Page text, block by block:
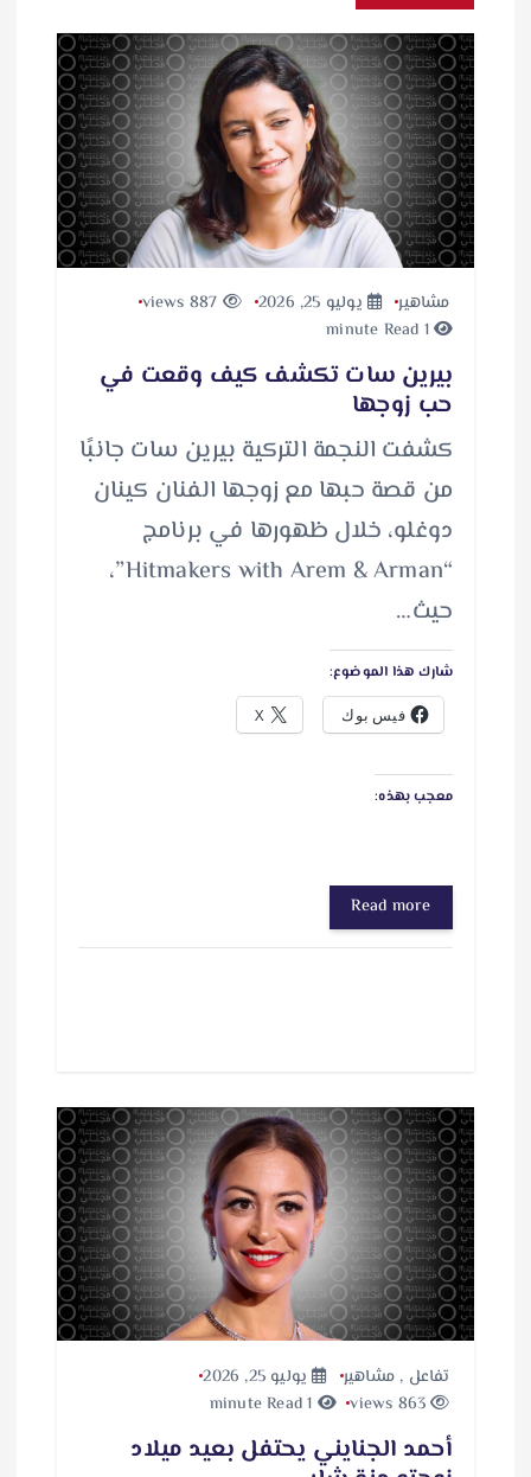
مشاهير يوليو 25, 2026
1 minute Read
بيرين سات تكشف كيف وقعت في
حب زوجها
كشفت النجمة التركية بيرين سات جانبًا
من قصة حبها مع زوجها الفنان كينان
دوغلو، خلال ظهورها في برنامج
“Hitmakers with Arem & Arman”،
حيث…
شارك هذا الموضوع:
فيس بوك X
معجب بهذه:
Read more
تفاعل , مشاهير
يوليو 25, 2026
863 views
أحمد الجنايني يحتفل بعيد ميلاد